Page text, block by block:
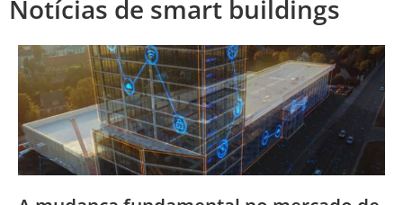
Notícias de smart buildings